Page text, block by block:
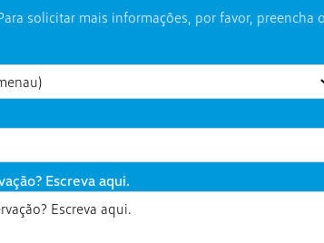
solicitar mais informações, por favor,
Escreva aqui.